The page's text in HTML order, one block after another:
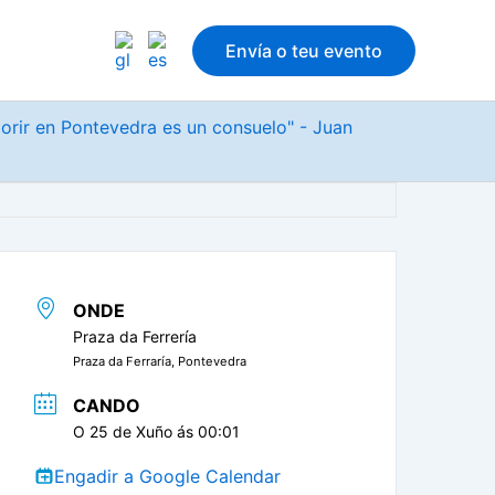
Envía o teu evento
en Pontevedra es un consuelo" - Juan
ONDE
Praza da Ferrería
Praza da Ferraría, Pontevedra
CANDO
O 25 de Xuño ás 00:01
Engadir a Google Calendar